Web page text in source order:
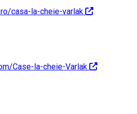
casa-la-cheie-varlak
Case-la-cheie-Varlak